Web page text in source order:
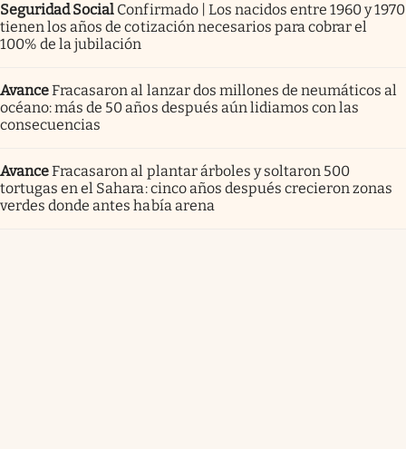
Seguridad Social Confirmado | Los nacidos entre 1960 y 1970
tienen los años de cotización necesarios para cobrar el
100% de la jubilación
AvanceFracasaron al lanzar dos millones de neumáticos al
océano: más de 50 años después aún lidiamos con las
consecuencias
AvanceFracasaron al plantar árboles y soltaron 500
tortugas en el Sahara: cinco años después crecieron zonas
verdes donde antes había arena